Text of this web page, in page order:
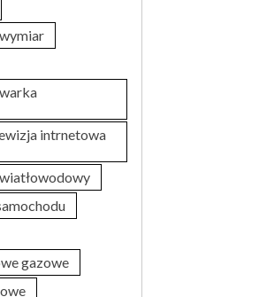
intrnetowa
gazowe